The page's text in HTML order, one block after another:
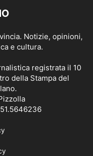
Notizie, opinioni,
e cultura.
registrata il 10
della Stampa del